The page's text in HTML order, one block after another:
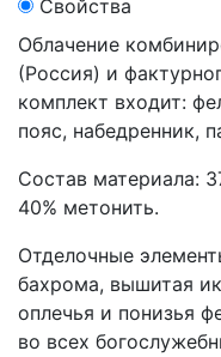
Свойства
Облачение
(Россия) и
комплект входит:
пояс, набедренник,
Состав материала:
40% метонить.
Отделочные
бахрома, вышитая
оплечья и понизья
во всех